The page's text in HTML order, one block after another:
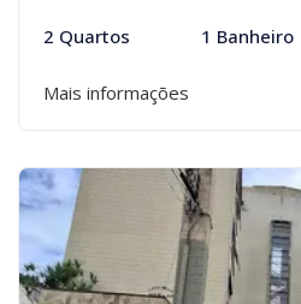
2 Quartos 1 Banheiro
Mais informações